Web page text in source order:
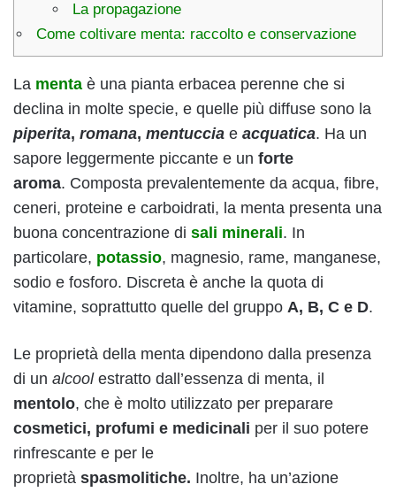
La propagazione
Come coltivare menta: raccolto e conservazione
La menta è una pianta erbacea perenne che si
declina in molte specie, e quelle più diffuse sono la
piperita, romana, mentuccia e acquatica. Ha un
sapore leggermente piccante e un forte
aroma. Composta prevalentemente da acqua, fibre,
ceneri, proteine e carboidrati, la menta presenta una
buona concentrazione di sali minerali. In
particolare, potassio, magnesio, rame, manganese,
sodio e fosforo. Discreta è anche la quota di
vitamine, soprattutto quelle del gruppo A, B, C e D.
Le proprietà della menta dipendono dalla presenza
di un alcoolestratto dall’essenza di menta, il
mentolo, che è molto utilizzato per preparare
cosmetici, profumi e medicinali per il suo potere
rinfrescante e per le
proprietà spasmolitiche. Inoltre, ha un’azione